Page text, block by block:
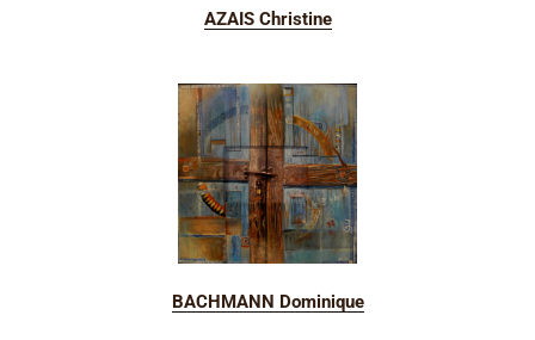
AZAIS Christine
BACHMANN Dominique